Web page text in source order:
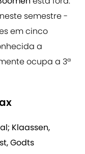
semestre -
em cinco
a
ocupa a 3ª
Klaassen,
Godts